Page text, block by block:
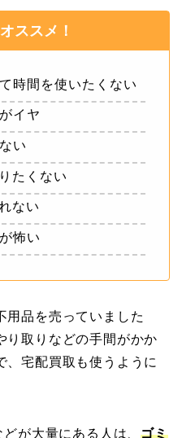
ススメ！
時間を使いたくない
イヤ
い
たくない
ない
怖い
用品を売っていました
り取りなどの手間がかか
、宅配買取も使うように
が大量にある人は、ゴミ